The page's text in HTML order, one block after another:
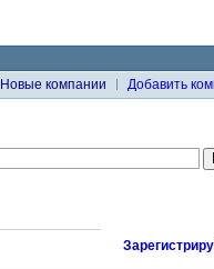
Новые компании
Добавить